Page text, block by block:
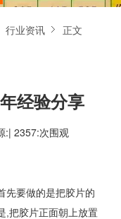
行业资讯 正文
经验分享
:| 2357:次围观
要做的是把胶片的
,把胶片正面朝上放置